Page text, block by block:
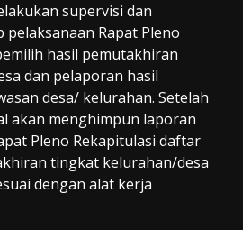
supervisi dan
Rapat Pleno
hasil pemutakhiran
dan pelaporan hasil
desa/ kelurahan. Setelah
akan menghimpun laporan
Pleno Rekapitulasi daftar
tingkat kelurahan/desa
dengan alat kerja